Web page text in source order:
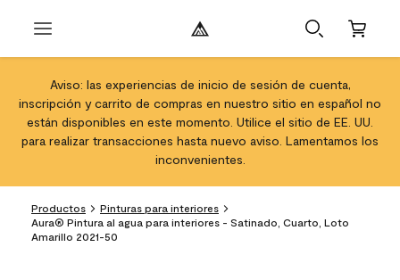
Aviso: las experiencias de inicio de sesión de cuenta,
inscripción y carrito de compras en nuestro sitio en español no
están disponibles en este momento. Utilice el sitio de EE. UU.
para realizar transacciones hasta nuevo aviso. Lamentamos los
inconvenientes.
Productos
Pinturas para interiores
Aura® Pintura al agua para interiores - Satinado, Cuarto, Loto
Amarillo 2021-50